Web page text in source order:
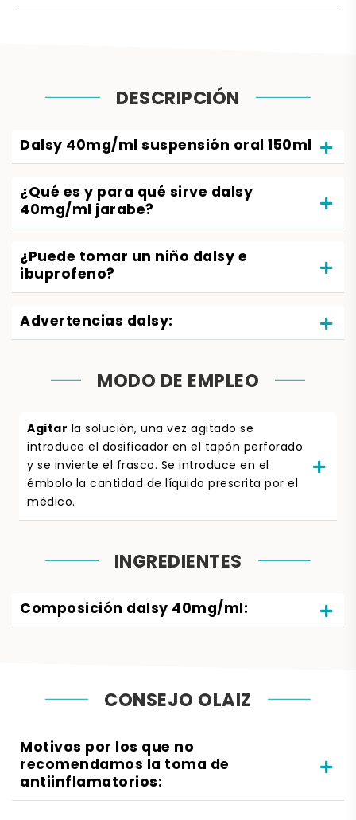
DESCRIPCIÓN
Dalsy 40mg/ml suspensión oral 150ml
¿Qué es y para qué sirve dalsy
40mg/ml jarabe?
¿Puede tomar un niño dalsy e
ibuprofeno?
Advertencias dalsy:
MODO DE EMPLEO
Agitar la solución, una vez agitado se
introduce el dosificador en el tapón perforado
y se invierte el frasco. Se introduce en el
émbolo la cantidad de líquido prescrita por el
médico.
INGREDIENTES
Composición dalsy 40mg/ml:
CONSEJO OLAIZ
Motivos por los que no
recomendamos la toma de
antiinflamatorios: